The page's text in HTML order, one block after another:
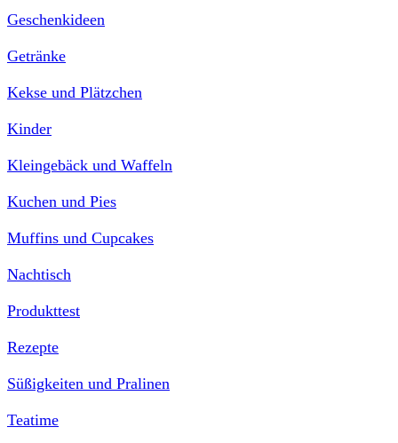
Geschenkideen
Getränke
Kekse und Plätzchen
Kinder
Kleingebäck und Waffeln
Kuchen und Pies
Muffins und Cupcakes
Nachtisch
Produkttest
Rezepte
Süßigkeiten und Pralinen
Teatime